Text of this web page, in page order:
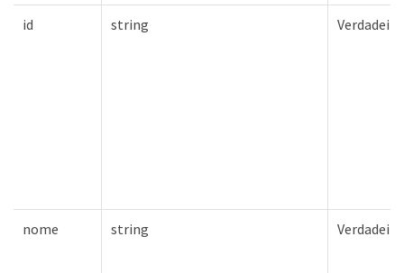
id string Verdadeiro
nome string Verdadeiro